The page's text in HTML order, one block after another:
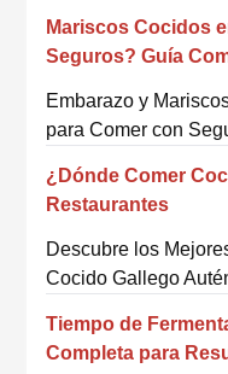
Mariscos Cocidos
Seguros? Guía
Embarazo y
para Comer con
¿Dónde Comer
Restaurantes
Descubre los
Cocido Gallego
Tiempo de
Completa para